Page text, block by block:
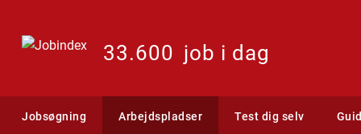
33.600 job i dag
Jobsøgning Arbejdspladser Test dig selv